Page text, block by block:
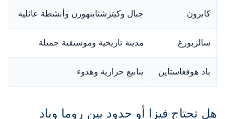
كابرون جبال وكيتزشتاينهورن وأنشطة عائلية
سالزبورغ مدينة تاريخية وموسيقية جميلة
باد هوفغاستاين ينابيع حرارية وهدوء
هل تحتاج فيزا أو حدود بين روما وباد